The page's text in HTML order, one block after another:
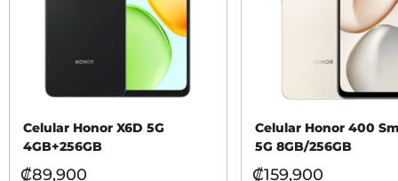
Celular Honor X6D 5G
4GB+256GB
₡89,900
Celular Honor 400
5G 8GB/256GB
₡159,900